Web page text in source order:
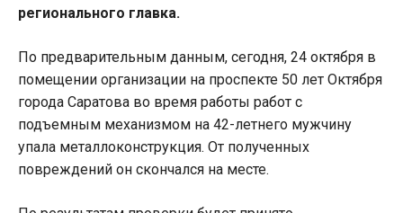
регионального главка.
По предварительным данным, сегодня, 24 октября в
помещении организации на проспекте 50 лет Октября
города Саратова во время работы работ с
подъемным механизмом на 42-летнего мужчину
упала металлоконструкция. От полученных
повреждений он скончался на месте.